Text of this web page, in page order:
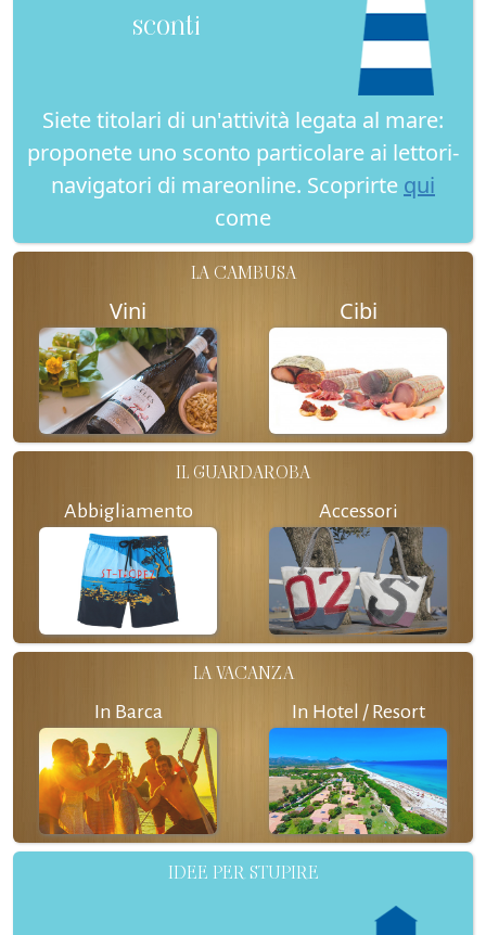
sconti
Siete titolari di un'attività legata al mare:
proponete uno sconto particolare ai lettori-
navigatori di mareonline. Scoprirte qui
come
LA CAMBUSA
Vini Cibi
IL GUARDAROBA
Abbigliamento Accessori
LA VACANZA
In Barca In Hotel / Resort
IDEE PER STUPIRE